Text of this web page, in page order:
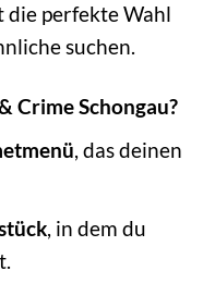
die perfekte Wahl
suchen.
Crime Schongau?
, das deinen
, in dem du